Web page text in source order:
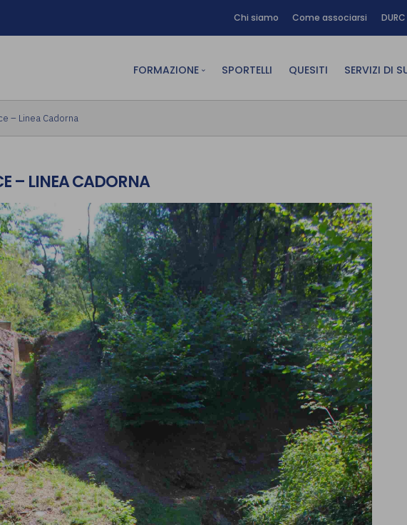
Chi siamo Come associarsi
FORMAZIONE
FAD asincrona (e-learning)
Formazione in house
Piano formativo gratuito
associati
Archivio Formazione
SPORTELLI QUESITI SERVIZI DI
Area
Affitto
– Linea Cadorna
– LINEA CADORNA